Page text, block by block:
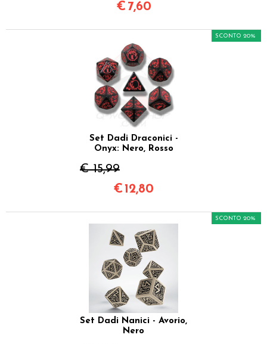
€ 7,60
Set Dadi Draconici -
Onyx: Nero, Rosso
€ 15,99
SCONTO 20%
€ 12,80
Set Dadi Nanici - Avorio,
Nero
SCONTO 20%